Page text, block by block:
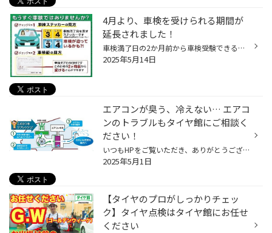
4月より、車検を受けられる期間が
延長されました！
車検満了日の2か月前から車検受験できるようになったことご存知ですか？ 2025年4月より、道路運送車両法施行規則等が改正され 「車検証の有効期間満了日の2ヵ月前から満了日までの間」に車検を受けても、 残存する有効期限が失われないことになったということで、 車検が非常に込み合う時期を避けた...
2025年5月14日
エアコンが臭う、冷えない… エアコ
ンのトラブルもタイヤ館にご相談く
ださい！
いつもHPをご覧いただき、ありがとうございます。 タイヤ館アプリダウンロードでお得にタイヤGET‼ ⇨こちらから⇦ この時期になると気温も上がってきて、 車のエアコンを使い始める方も多いと思います。 いざ使い始めてみると、よくあるトラブルが ・なんだか効きが悪い気がする… ・エアコンから嫌〜...
2025年5月1日
【タイヤのプロがしっかりチェッ
ク】タイヤ点検はタイヤ館にお任せ
ください